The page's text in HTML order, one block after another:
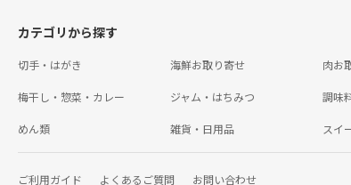
カテゴリから探す
切手・はがき 海鮮お取り寄せ 肉お
梅干し・惣菜・カレー ジャム・はちみつ 調味
めん類 雑貨・日用品 スイ
ご利用ガイド よくあるご質問 お問い合わせ